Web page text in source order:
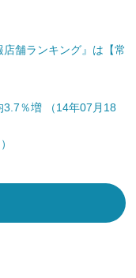
舗ランキング』は【常
％増 （14年07月18